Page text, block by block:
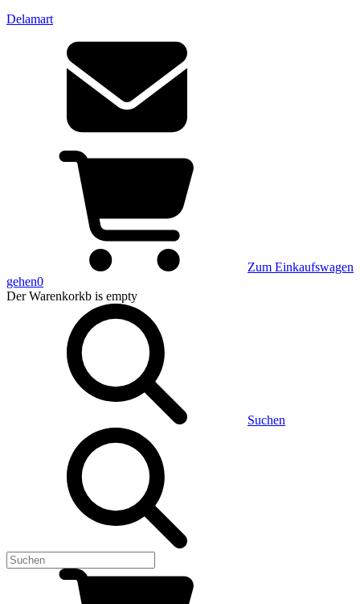
Delamart
Zum Einkaufswagen
gehen0
Der Warenkorkb is empty
Suchen